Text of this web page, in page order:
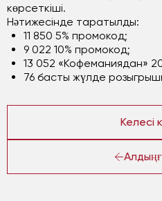
көрсеткіші.
Нәтижесінде таратылды:
11 850 5% промокод;
9 022 10% промокод;
13 052 «Кофеманиядан»
76 басты жүлде
Келесі